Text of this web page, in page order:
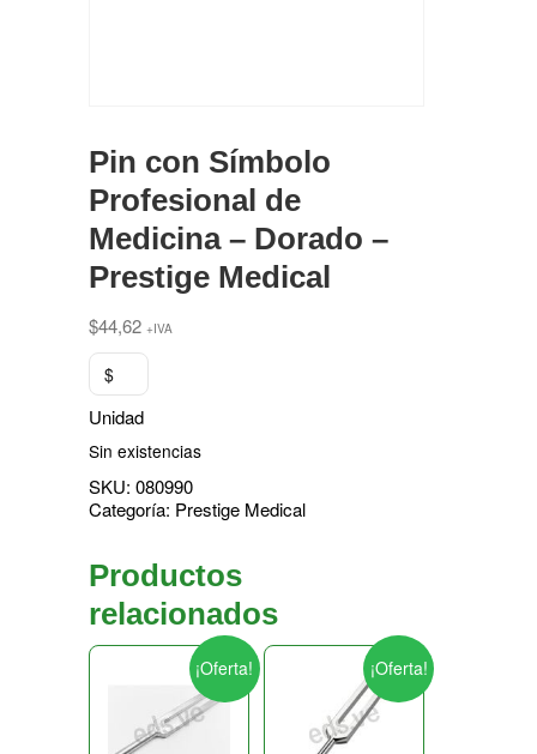
Pin con Símbolo
Profesional de
Medicina – Dorado –
Prestige Medical
$44,62 +IVA
$
Unidad
Sin existencias
SKU: 080990
Categoría: Prestige Medical
Productos
relacionados
¡Oferta! ¡Oferta!